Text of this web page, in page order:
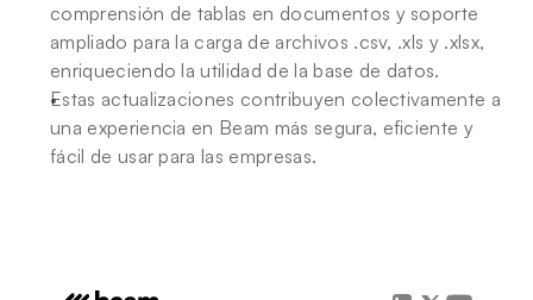
comprensión de tablas en documentos y soporte
ampliado para la carga de archivos .csv, .xls y .xlsx,
enriqueciendo la utilidad de la base de datos.
Estas actualizaciones contribuyen colectivamente a
una experiencia en Beam más segura, eficiente y
fácil de usar para las empresas.